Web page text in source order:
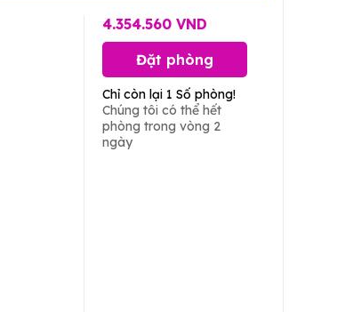
4.354.560 VND
Đặt phòng
Chỉ còn lại 1 Số phòng!
Chúng tôi có thể hết
phòng trong vòng 2
ngày